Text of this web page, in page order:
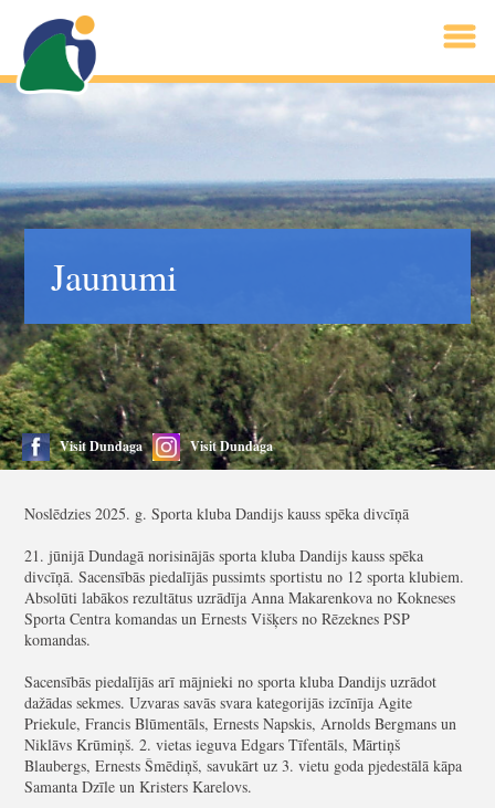
Jaunumi
Visit Dundaga Visit Dundaga
Noslēdzies 2025. g. Sporta kluba Dandijs kauss spēka divcīņā
21. jūnijā Dundagā norisinājās sporta kluba Dandijs kauss spēka
divcīņā. Sacensībās piedalījās pussimts sportistu no 12 sporta klubiem.
Absolūti labākos rezultātus uzrādīja Anna Makarenkova no Kokneses
Sporta Centra komandas un Ernests Višķers no Rēzeknes PSP
komandas.
Sacensībās piedalījās arī mājnieki no sporta kluba Dandijs uzrādot
dažādas sekmes. Uzvaras savās svara kategorijās izcīnīja Agite
Priekule, Francis Blūmentāls, Ernests Napskis, Arnolds Bergmans un
Niklāvs Krūmiņš. 2. vietas ieguva Edgars Tīfentāls, Mārtiņš
Blaubergs, Ernests Šmēdiņš, savukārt uz 3. vietu goda pjedestālā kāpa
Samanta Dzīle un Kristers Karelovs.